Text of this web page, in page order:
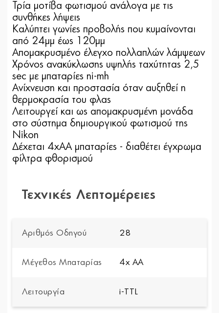
Τρία μοτίβα φωτισμού ανάλογα με τις
συνθήκες λήψεις
Καλύπτει γωνίες προβολής που κυμαίνονται
από 24μμ έως 120μμ
Απομακρυσμένο έλεγχο πολλαπλών λάμψεων
Χρόνος ανακύκλωσης υψηλής ταχύτητας 2,5
sec με μπαταρίες ni-mh
Ανίχνευση και προστασία όταν αυξηθεί η
θερμοκρασία του φλας
Λειτουργεί και ως απομακρυσμένη μονάδα
στο σύστημα δημιουργικού φωτισμού της
Nikon
Δέχεται 4xAA μπαταρίες - διαθέτει έγχρωμα
φίλτρα φθορισμού
Τεχνικές Λεπτομέρειες
Αριθμός Οδηγού 28
Μέγεθος Μπαταρίας 4x AA
Λειτουργία i-TTL